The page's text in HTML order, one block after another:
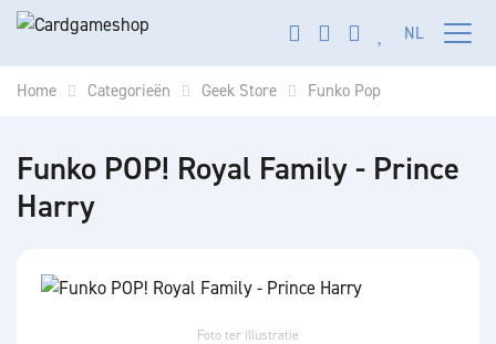
NL
Toon
Home Categorieën Geek Store Funko Pop
Funko POP! Royal Family - Prince
Harry
Foto ter illustratie